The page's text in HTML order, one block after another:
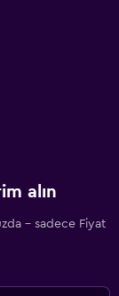
alın
- sadece Fiyat